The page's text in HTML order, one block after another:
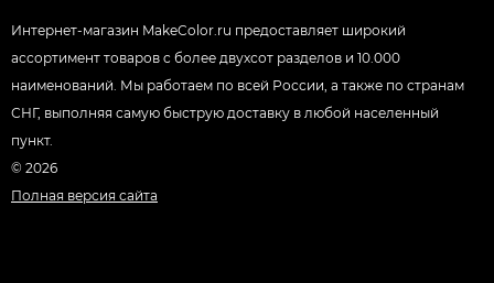
Интернет-магазин MakeColor.ru предоставляет широкий
ассортимент товаров c более двухсот разделов и 10.000
наименований. Мы работаем по всей России, а также по странам
СНГ, выполняя самую быструю доставку в любой населенный
пункт.
© 2026
Полная версия сайта